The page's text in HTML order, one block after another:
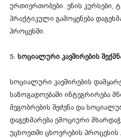
ურთიერთობები. ენის კურსები,
პრაქტიკული გამოყენება
პროცესში.
5. სოციალური კავშირების
სოციალური კავშირების
საზოგადოებაში ინტეგრირება
მეგობრების შეძენა და
დაგეხმარება ემოციური
უცხოეთში ცხოვრების პროცესის